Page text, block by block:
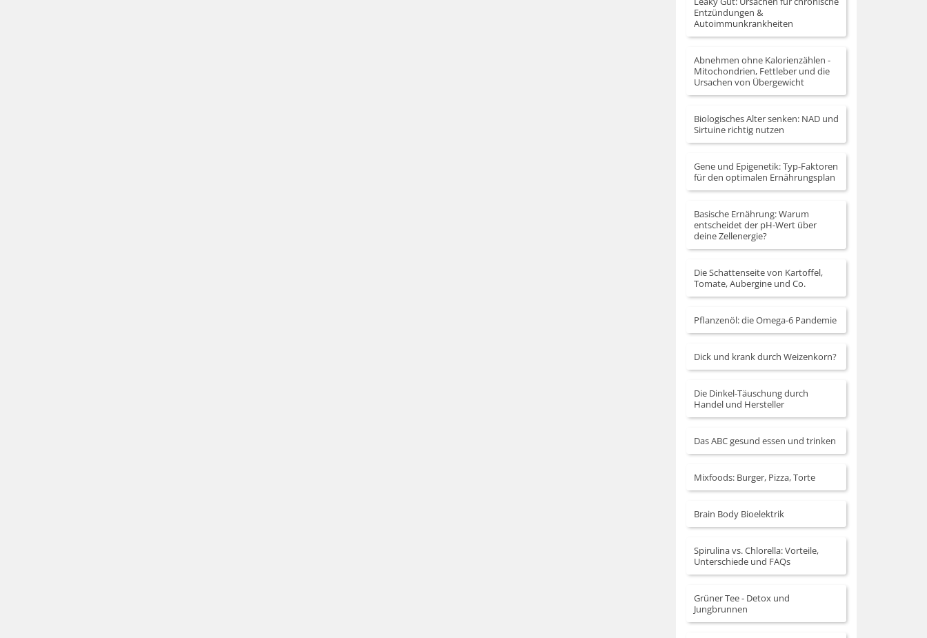
Entzündungen &
Autoimmunkrankheiten
Abnehmen ohne Kalorienzählen -
Mitochondrien, Fettleber und die
Ursachen von Übergewicht
Biologisches Alter senken: NAD und
Sirtuine richtig nutzen
Gene und Epigenetik: Typ-Faktoren
für den optimalen Ernährungsplan
Basische Ernährung: Warum
entscheidet der pH-Wert über
deine Zellenergie?
Die Schattenseite von Kartoffel,
Tomate, Aubergine und Co.
Pflanzenöl: die Omega-6 Pandemie
Dick und krank durch Weizenkorn?
Die Dinkel-Täuschung durch
Handel und Hersteller
Das ABC gesund essen und trinken
Mixfoods: Burger, Pizza, Torte
Brain Body Bioelektrik
Spirulina vs. Chlorella: Vorteile,
Unterschiede und FAQs
Grüner Tee - Detox und
Jungbrunnen